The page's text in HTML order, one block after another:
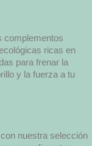
complementos
ricas en
para frenar la
y la fuerza a tu
nuestra selección